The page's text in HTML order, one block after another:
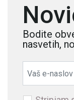
Bodite
nasvetih,